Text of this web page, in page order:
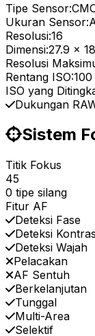
Tipe Sensor:
Ukuran Sensor:
Resolusi:16
Dimensi:27.9 x
Resolusi
Rentang ISO:100
ISO yang
Dukungan
Sistem
Titik Fokus
45
0 tipe silang
Fitur AF
Deteksi Fase
Deteksi Kontras
Deteksi Wajah
Pelacakan
AF Sentuh
Berkelanjutan
Tunggal
Multi-Area
Selektif